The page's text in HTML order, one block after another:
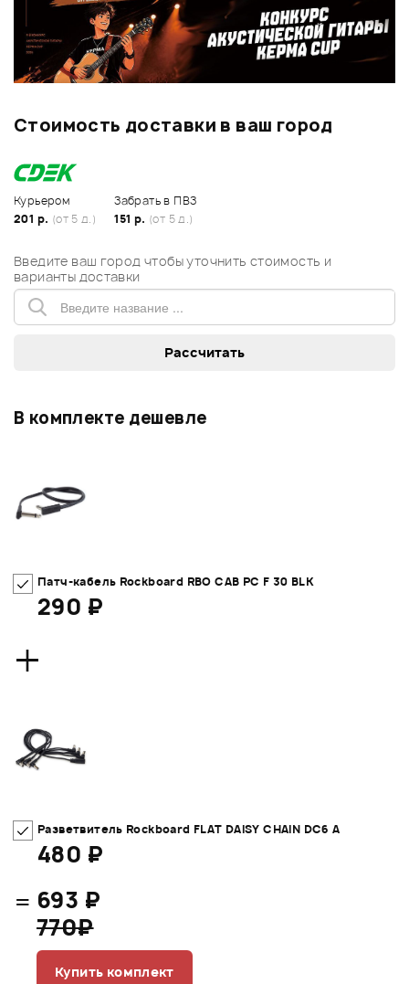
Стоимость доставки в ваш город
Курьером
201 р. (от 5 д.)
Забрать в ПВЗ
151 р. (от 5 д.)
Введите ваш город чтобы уточнить стоимость и
варианты доставки
В комплекте дешевле
Патч-кабель Rockboard RBO CAB PC F 30 BLK
290 ₽
+
Разветвитель Rockboard FLAT DAISY CHAIN DC6 A
480 ₽
= 693 ₽
770₽
Купить комплект